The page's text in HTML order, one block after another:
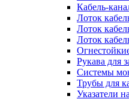
Кабель-
Лоток
Лоток
Лоток
Рукава для
Системы
Трубы для
Указатели